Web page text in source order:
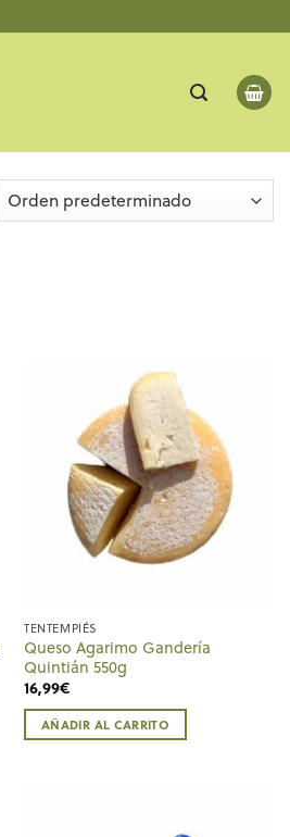
TENTEMPIÉS
Queso Agarimo Gandería
Quintián 550g
16,99€
AÑADIR AL CARRITO